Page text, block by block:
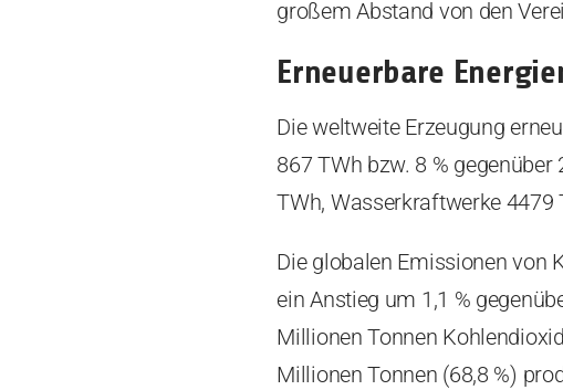
großem Abstand von den
Erneuerbare
Die weltweite Erzeugung
867 TWh bzw. 8 %
TWh, Wasserkraftwerke 4479
Die globalen Emissionen von
ein Anstieg um 1,1 %
Millionen Tonnen
Millionen Tonnen (68,8 %)